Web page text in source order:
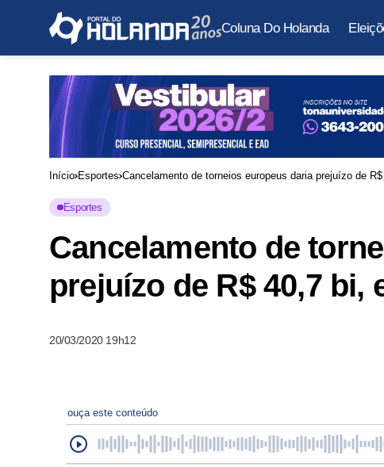
Coluna Do Holanda
Início Esportes Cancelamento de torneios europeus daria prejuízo de
Esportes
Cancelamento de
prejuízo de R$ 40,7 bi,
20/03/2020 19h12
ouça este conteúdo